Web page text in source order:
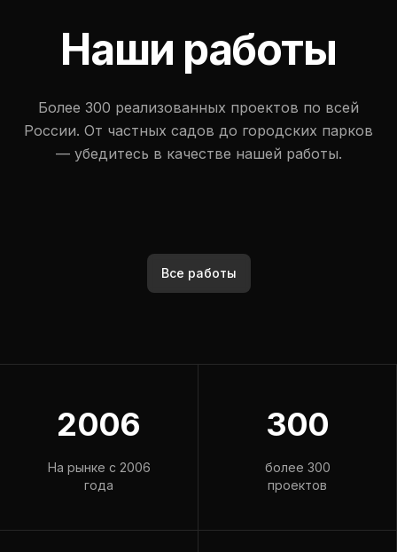
Наши работы
Более 300 реализованных проектов по всей
России. От частных садов до городских парков
— убедитесь в качестве нашей работы.
Все работы
2006
На рынке с 2006
года
300
более 300
проектов